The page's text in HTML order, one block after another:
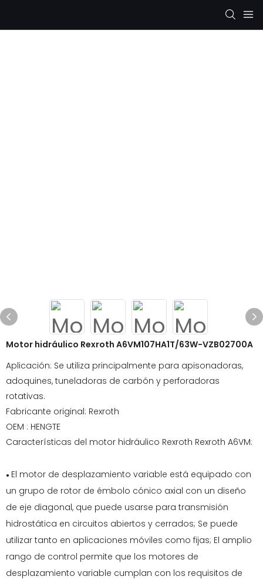
Motor hidráulico Rexroth A6VM107HA1T/63W-VZB02700A
Aplicación: Se utiliza principalmente para apisonadoras,
adoquines, tuneladoras de carbón y perforadoras
rotativas.
Fabricante original: Rexroth
OEM : HENGTE
Características del motor hidráulico Rexroth Rexroth A6VM:
● El motor de desplazamiento variable está equipado con
un grupo de rotor de émbolo cónico axial con un diseño
de eje diagonal, que puede usarse para transmisión
hidrostática en circuitos abiertos y cerrados; Se puede
utilizar tanto en aplicaciones móviles como fijas; El amplio
rango de control permite que los motores de
desplazamiento variable cumplan con los requisitos de